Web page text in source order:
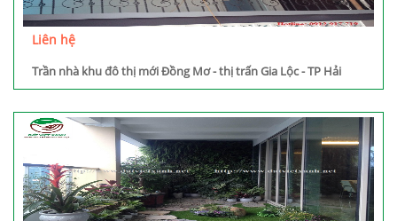
Liên hệ
Trần nhà khu đô thị mới Đồng Mơ - thị trấn Gia Lộc - TP Hải
Dương